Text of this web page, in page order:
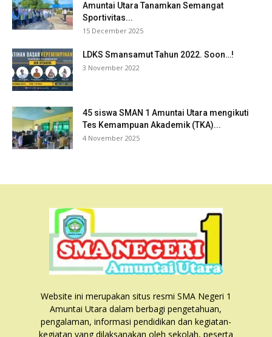
Amuntai Utara Tanamkan Semangat
Sportivitas...
15 December 2025
LDKS Smansamut Tahun 2022. Soon…!
3 November 2022
45 siswa SMAN 1 Amuntai Utara mengikuti
Tes Kemampuan Akademik (TKA)...
4 November 2025
Website ini merupakan situs resmi SMA Negeri 1
Amuntai Utara dalam berbagi pengetahuan,
pengalaman, informasi pendidikan dan kegiatan-
kegiatan yang dilaksanakan oleh sekolah, peserta